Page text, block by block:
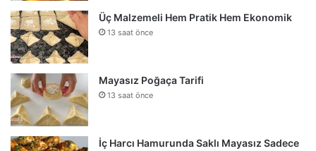
Üç Malzemeli Hem Pratik Hem Ekonomik
13 saat önce
Mayasız Poğaça Tarifi
13 saat önce
İç Harcı Hamurunda Saklı Mayasız Sadece